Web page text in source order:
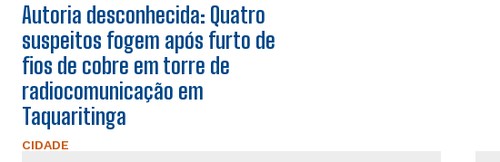
Autoria desconhecida: Quatro
suspeitos fogem após furto de
fios de cobre em torre de
radiocomunicação em
Taquaritinga
CIDADE